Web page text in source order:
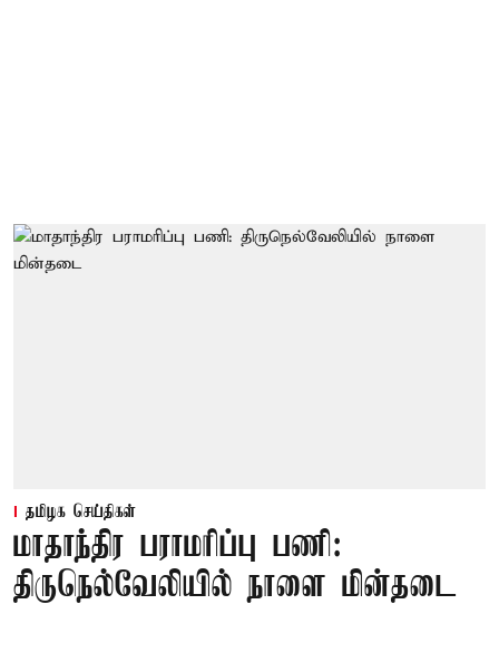
தமிழக செய்திகள்
மாதாந்திர பராமரிப்பு பணி:
திருநெல்வேலியில் நாளை மின்தடை